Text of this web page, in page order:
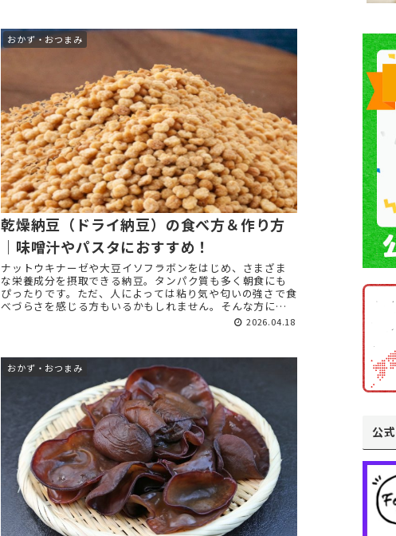
おかず・おつまみ
乾燥納豆（ドライ納豆）の食べ方＆作り方
｜味噌汁やパスタにおすすめ！
ナットウキナーゼや大豆イソフラボンをはじめ、さまざま
な栄養成分を摂取できる納豆。タンパク質も多く朝食にも
ぴったりです。ただ、人によっては粘り気や匂いの強さで食
べづらさを感じる方もいるかもしれません。そんな方にお
2026.04.18
おかず・おつまみ
公